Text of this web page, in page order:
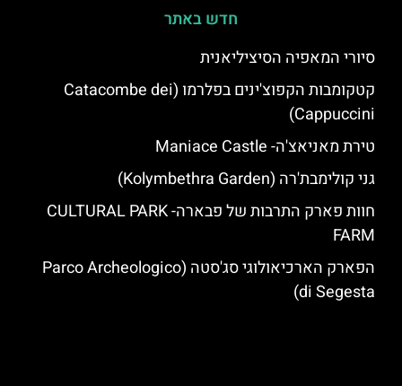
חדש באתר
סיורי המאפיה הסיציליאנית
קטקומבות הקפוצ'ינים בפלרמו (Catacombe dei
Cappuccini)
טירת מאניאצ'ה- Maniace Castle
גני קולימבת'רה (Kolymbethra Garden)
חוות פארק התרבות של פבארה- CULTURAL PARK
FARM
הפארק הארכיאולוגי סג'סטה (Parco Archeologico
di Segesta)